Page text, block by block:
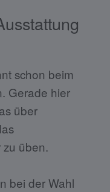
schon beim
Gerade hier
über
zu üben.
bei der Wahl